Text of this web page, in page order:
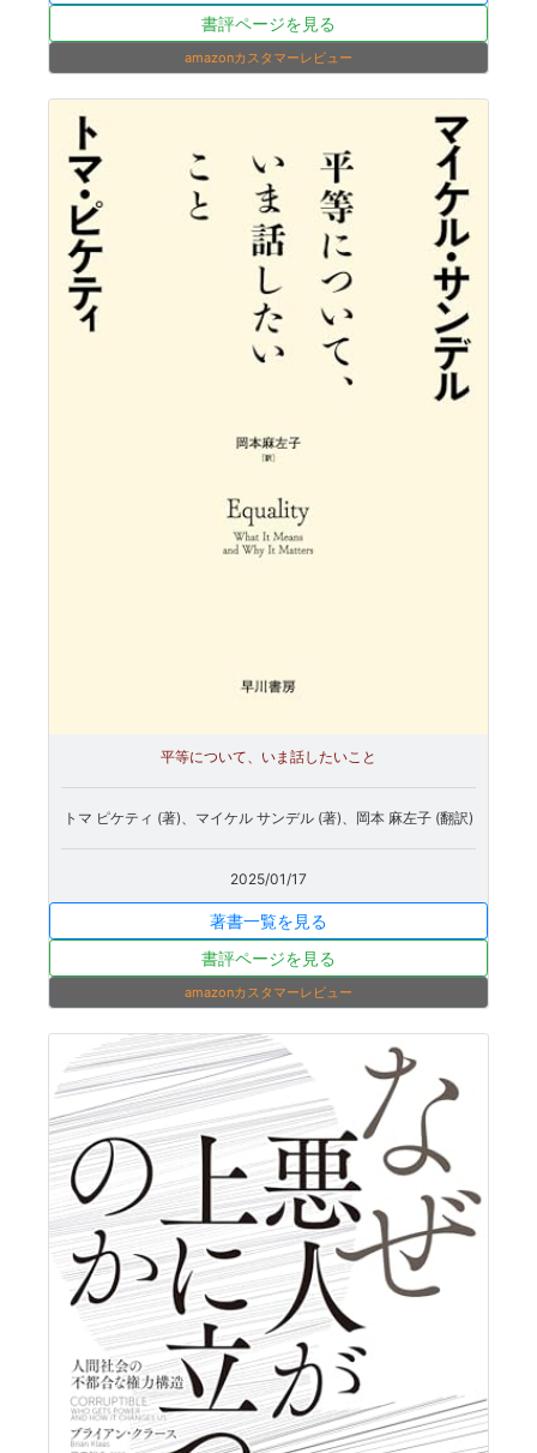
書評ページを見る
amazonカスタマーレビュー
平等について、いま話したいこと
トマ ピケティ (著)、マイケル サンデル (著)、岡本 麻左子 (翻訳)
2025/01/17
著書一覧を見る
書評ページを見る
amazonカスタマーレビュー